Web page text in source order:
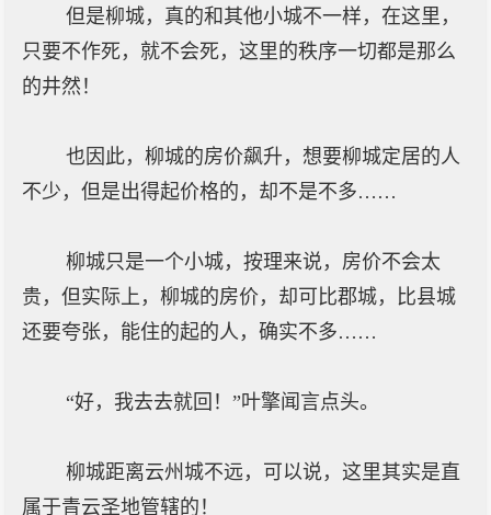
但是柳城，真的和其他小城不一样，在这里，
只要不作死，就不会死，这里的秩序一切都是那么
的井然！
也因此，柳城的房价飙升，想要柳城定居的人
不少，但是出得起价格的，却不是不多……
柳城只是一个小城，按理来说，房价不会太
贵，但实际上，柳城的房价，却可比郡城，比县城
还要夸张，能住的起的人，确实不多……
“好，我去去就回！”叶擎闻言点头。
柳城距离云州城不远，可以说，这里其实是直
属于青云圣地管辖的！